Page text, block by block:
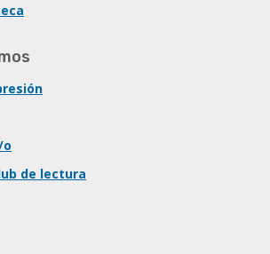
o
de lectura